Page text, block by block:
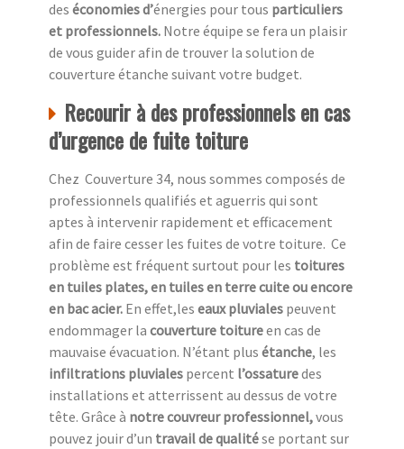
des économies d’énergies pour tous particuliers
et professionnels. Notre équipe se fera un plaisir
de vous guider afin de trouver la solution de
couverture étanche suivant votre budget.
Recourir à des professionnels en cas
d’urgence de fuite toiture
Chez Couverture 34, nous sommes composés de
professionnels qualifiés et aguerris qui sont
aptes à intervenir rapidement et efficacement
afin de faire cesser les fuites de votre toiture. Ce
problème est fréquent surtout pour les toitures
en tuiles plates, en tuiles en terre cuite ou encore
en bac acier. En effet,les eaux pluviales peuvent
endommager la couverture toitureen cas de
mauvaise évacuation. N’étant plus étanche, les
infiltrations pluviales percent l’ossaturedes
installations et atterrissent au dessus de votre
tête. Grâce à notre couvreur professionnel,vous
pouvez jouir d’un travail de qualitése portant sur